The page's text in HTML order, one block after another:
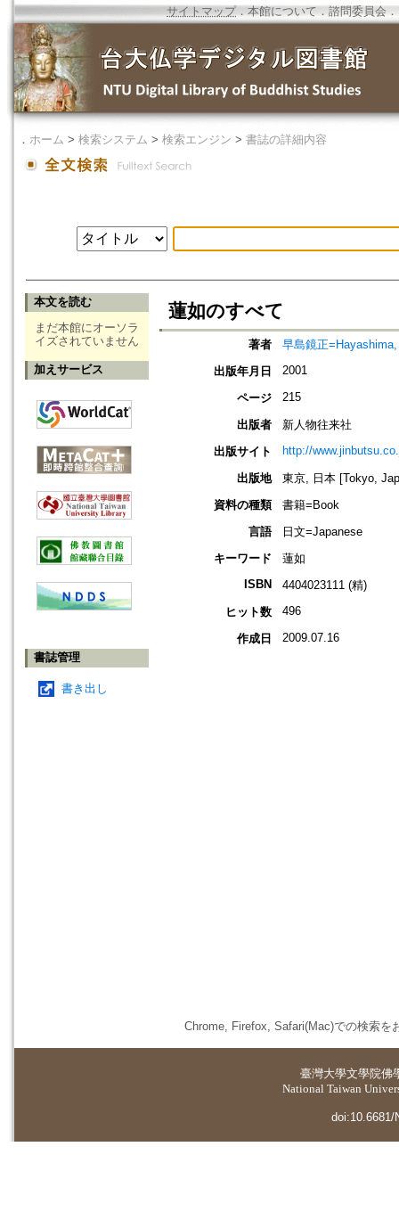
サイトマップ．本館について ． 諮問委員会 ．
． ホーム > 検索システム > 検索エンジン > 書誌の詳細内容
本文を読む
まだ本館にオーソラ
イズされていません
加えサービス
書誌管理
書き出し
蓮如のすべて
著者
早島鏡正
出版年月日
2001
ページ 215
出版者
新人物往来社
出版サイト
http://
出版地
東京, 日本 [Tokyo,
資料の種類
書籍=Book
言語
日文=Japanese
キーワード
蓮如
ISBN
4404023111 (精)
ヒット数
496
作成日 2009.07.16
Chrome, Firefox, Safari(Mac)での検索を
臺灣大學文學院佛
National Taiwan
doi:10.6681/